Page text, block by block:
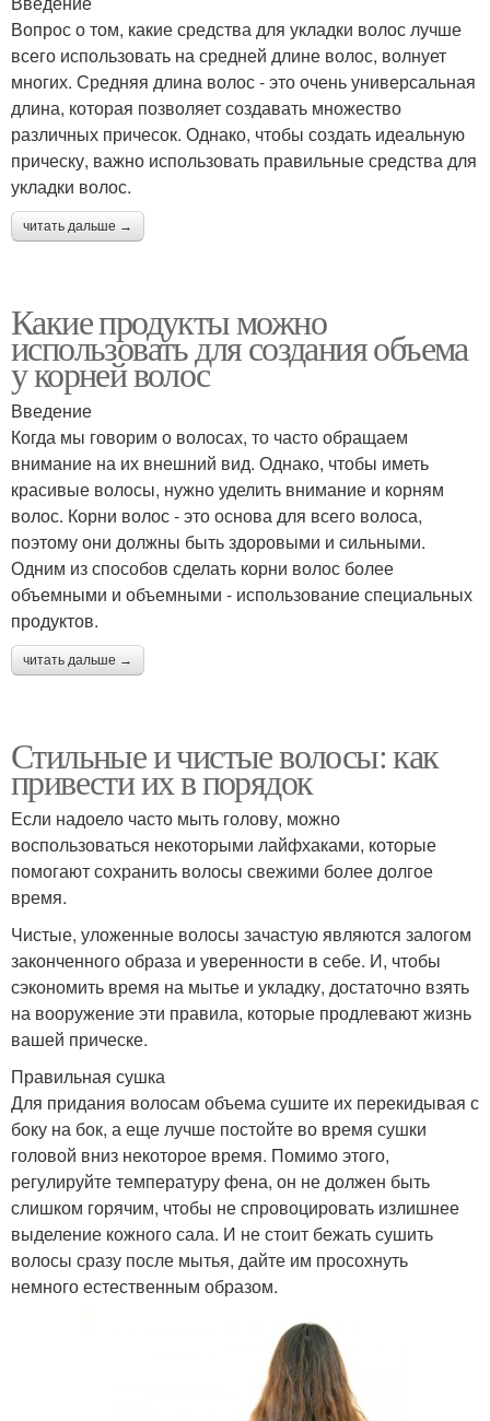
Вопрос о том, какие средства для укладки волос лучше
всего использовать на средней длине волос, волнует
многих. Средняя длина волос - это очень универсальная
длина, которая позволяет создавать множество
различных причесок. Однако, чтобы создать идеальную
прическу, важно использовать правильные средства для
укладки волос.
читать дальше →
Какие продукты можно
использовать для создания объема
у корней волос
Введение
Когда мы говорим о волосах, то часто обращаем
внимание на их внешний вид. Однако, чтобы иметь
красивые волосы, нужно уделить внимание и корням
волос. Корни волос - это основа для всего волоса,
поэтому они должны быть здоровыми и сильными.
Одним из способов сделать корни волос более
объемными и объемными - использование специальных
продуктов.
читать дальше →
Стильные и чистые волосы: как
привести их в порядок
Если надоело часто мыть голову, можно
воспользоваться некоторыми лайфхаками, которые
помогают сохранить волосы свежими более долгое
время.
Чистые, уложенные волосы зачастую являются залогом
законченного образа и уверенности в себе. И, чтобы
сэкономить время на мытье и укладку, достаточно взять
на вооружение эти правила, которые продлевают жизнь
вашей прическе.
Правильная сушка
Для придания волосам объема сушите их перекидывая с
боку на бок, а еще лучше постойте во время сушки
головой вниз некоторое время. Помимо этого,
регулируйте температуру фена, он не должен быть
слишком горячим, чтобы не спровоцировать излишнее
выделение кожного сала. И не стоит бежать сушить
волосы сразу после мытья, дайте им просохнуть
немного естественным образом.